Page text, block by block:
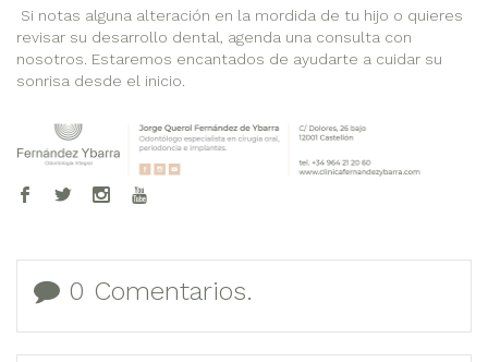
Si notas alguna alteración en la mordida de tu hijo o quieres
revisar su desarrollo dental, agenda una consulta con
nosotros. Estaremos encantados de ayudarte a cuidar su
sonrisa desde el inicio.
0 Comentarios.